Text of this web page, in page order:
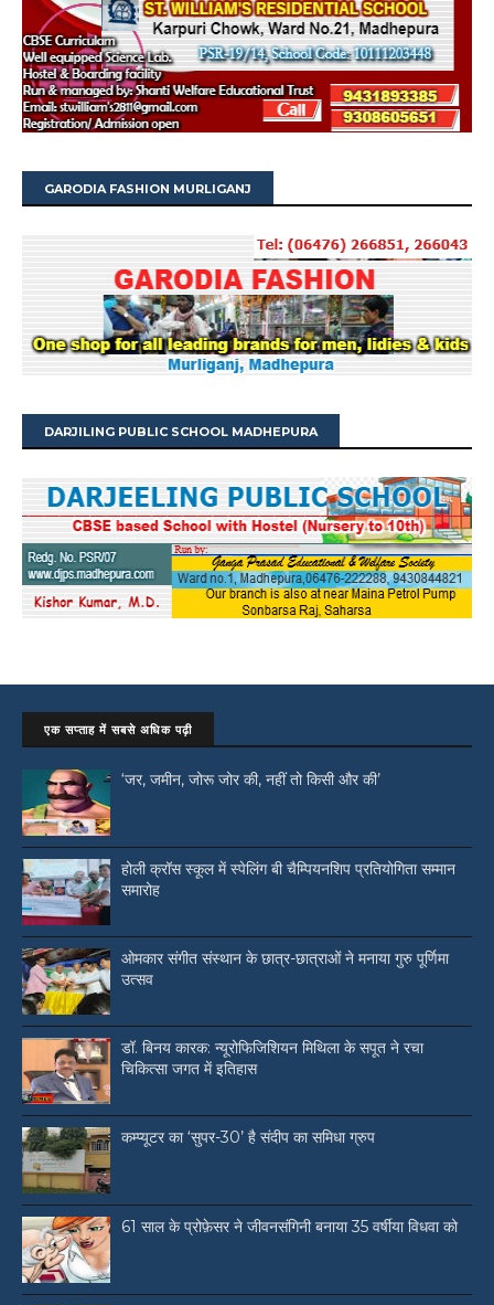
GARODIA FASHION MURLIGANJ
DARJILING PUBLIC SCHOOL MADHEPURA
एक सप्ताह में सबसे अधिक पढ़ी
‘जर, जमीन, जोरू जोर की, नहीं तो किसी और की’
होली क्रॉस स्कूल में स्पेलिंग बी चैम्पियनशिप प्रतियोगिता सम्मान
समारोह
ओमकार संगीत संस्थान के छात्र-छात्राओं ने मनाया गुरु पूर्णिमा
उत्सव
डॉ. बिनय कारक: न्यूरोफिजिशियन मिथिला के सपूत ने रचा
चिकित्सा जगत में इतिहास
कम्प्यूटर का ‘सुपर-30’ है संदीप का समिधा ग्रुप
61 साल के प्रोफ़ेसर ने जीवनसंगिनी बनाया 35 वर्षीया विधवा को